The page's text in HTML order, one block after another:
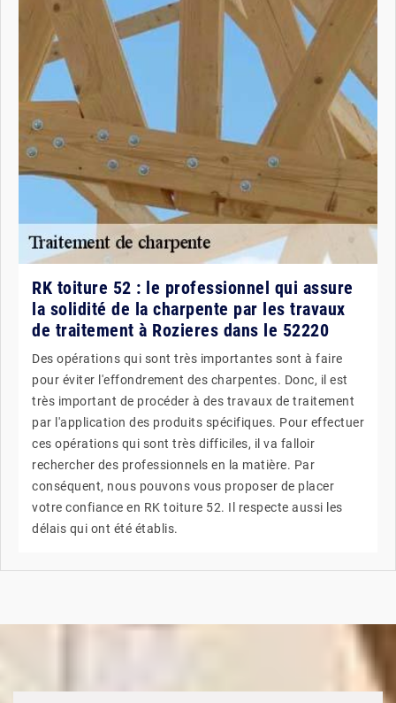
RK toiture 52 : le professionnel qui assure
la solidité de la charpente par les travaux
de traitement à Rozieres dans le 52220
Des opérations qui sont très importantes sont à faire
pour éviter l'effondrement des charpentes. Donc, il est
très important de procéder à des travaux de traitement
par l'application des produits spécifiques. Pour effectuer
ces opérations qui sont très difficiles, il va falloir
rechercher des professionnels en la matière. Par
conséquent, nous pouvons vous proposer de placer
votre confiance en RK toiture 52. Il respecte aussi les
délais qui ont été établis.